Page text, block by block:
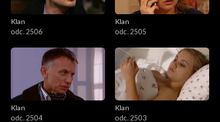
Klan
odc. 2506
Klan
odc. 2505
Klan
odc. 2504
Klan
odc. 2503